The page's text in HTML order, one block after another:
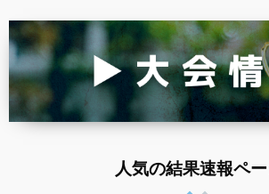
人気の結果速報ペ